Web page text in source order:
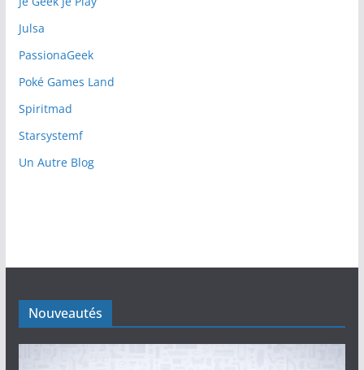
Julsa
PassionaGeek
Poké Games Land
Spiritmad
Starsystemf
Un Autre Blog
Nouveautés